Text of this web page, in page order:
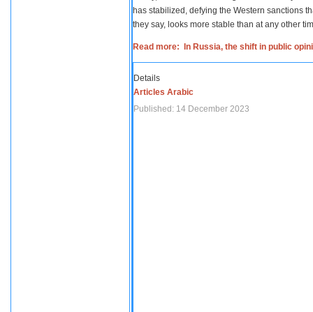
has stabilized, defying the Western sanctions
they say, looks more stable than at any other
Read more: In Russia, the shift in public
Details
Articles Arabic
Published: 14 December 2023